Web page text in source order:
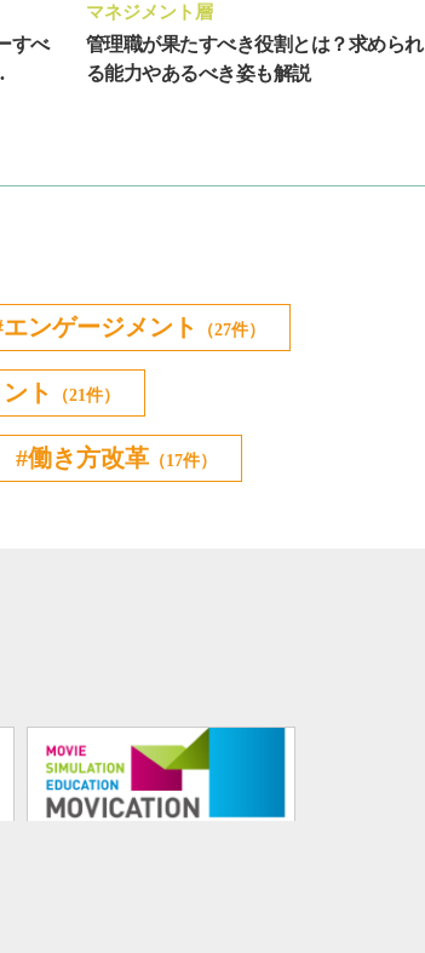
すべ
マネジメント層
管理職が果たすべき役割とは？求められ
る能力やあるべき姿も解説
エンゲージメント （27件）
ト （21件）
働き方改革 （17件）